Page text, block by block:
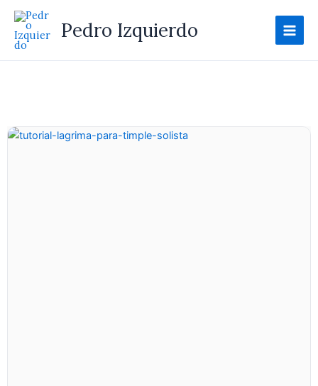
contenido
Pedro Izquierdo